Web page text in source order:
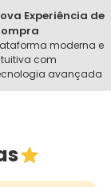
Experiência de
moderna e
com
avançada